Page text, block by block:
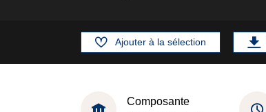
Ajouter à la sélection
Composante